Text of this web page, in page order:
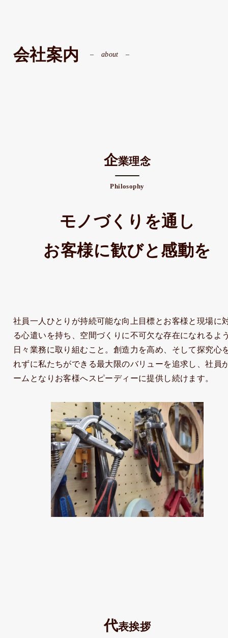
会社案内 about
企業理念
Philosophy
モノづくりを通し
お客様に歓びと感動を
社員一人ひとりが持続可能な向上目標とお客様と現場に
る心遣いを持ち、空間づくりに不可欠な存在になれるよ
日々業務に取り組むこと。創造力を高め、そして探究心
れずに私たちができる最大限のバリューを追求し、社員
ームとなりお客様へスピーディーに提供し続けます。
代表挨拶